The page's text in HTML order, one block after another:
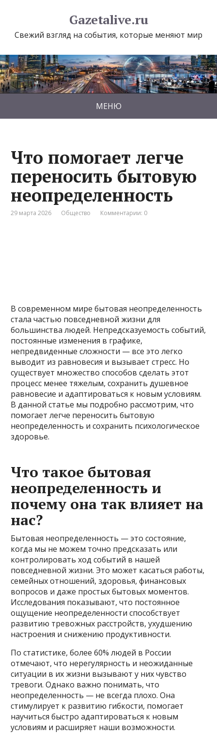
Gazetalive.ru
Свежий взгляд на события, которые меняют мир
МЕНЮ
Что помогает легче
переносить бытовую
неопределенность
29 марта 2026 Общество Комментарии: 0
В современном мире бытовая неопределенность
стала частью повседневной жизни для
большинства людей. Непредсказуемость событий,
постоянные изменения в графике,
непредвиденные сложности — все это легко
выводит из равновесия и вызывает стресс. Но
существует множество способов сделать этот
процесс менее тяжелым, сохранить душевное
равновесие и адаптироваться к новым условиям.
В данной статье мы подробно рассмотрим, что
помогает легче переносить бытовую
неопределенность и сохранить психологическое
здоровье.
Что такое бытовая
неопределенность и
почему она так влияет на
нас?
Бытовая неопределенность — это состояние,
когда мы не можем точно предсказать или
контролировать ход событий в нашей
повседневной жизни. Это может касаться работы,
семейных отношений, здоровья, финансовых
вопросов и даже простых бытовых моментов.
Исследования показывают, что постоянное
ощущение неопределенности способствует
развитию тревожных расстройств, ухудшению
настроения и снижению продуктивности.
По статистике, более 60% людей в России
отмечают, что нерегулярность и неожиданные
ситуации в их жизни вызывают у них чувство
тревоги. Однако важно понимать, что
неопределенность — не всегда плохо. Она
стимулирует к развитию гибкости, помогает
научиться быстро адаптироваться к новым
условиям и расширяет наши возможности.